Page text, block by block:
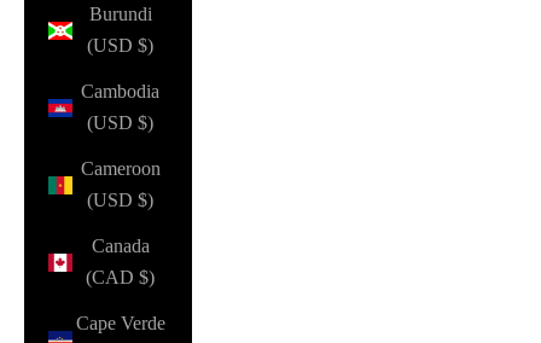
Burundi
(USD $)
Cambodia
(USD $)
Cameroon
(USD $)
Canada
(CAD $)
Cape Verde